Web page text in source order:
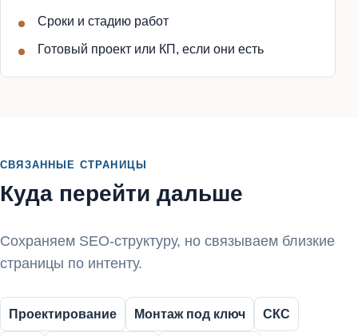
Сроки и стадию работ
Готовый проект или КП, если они есть
СВЯЗАННЫЕ СТРАНИЦЫ
Куда перейти дальше
Сохраняем SEO-структуру, но связываем близкие
страницы по интенту.
Проектирование Монтаж под ключ СКС